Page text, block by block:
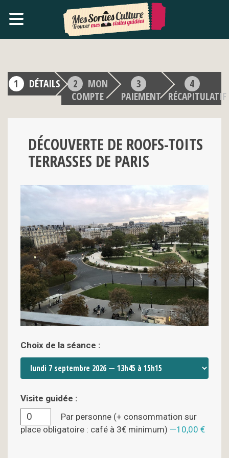
DÉTAILS
MON
COMPTE
PAIEMENT RÉCAPITULATIF
DÉCOUVERTE DE ROOFS-TOITS
TERRASSES DE PARIS
Choix de la séance :
Visite guidée :
Par personne (+ consommation sur
place obligatoire : café à 3€ minimum)
10,00 €